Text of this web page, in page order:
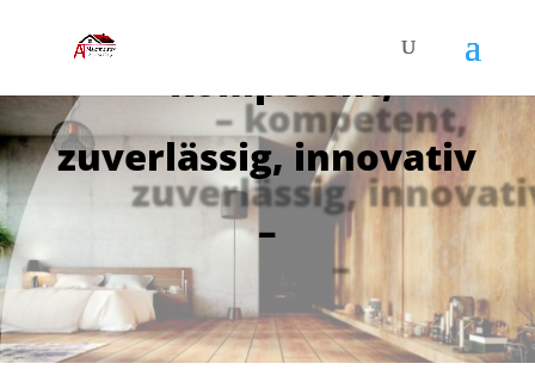
– kompetent,
zuverlässig, innovativ
–